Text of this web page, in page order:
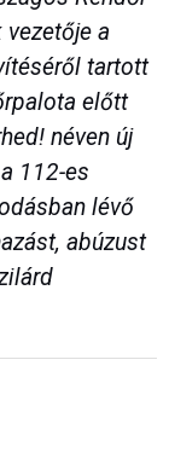
a
tartott
előtt
néven új
112-es
lévő
abúzust